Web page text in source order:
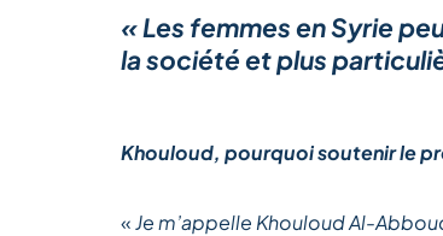
« Les femmes en Syrie
la société et plus
Khouloud, pourquoi soutenir le
«Je m’appelle Khouloud Al-